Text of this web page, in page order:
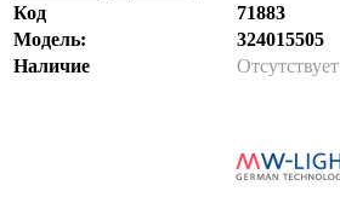
Код
71883
Модель:
324015505
Наличие
Отсутствует